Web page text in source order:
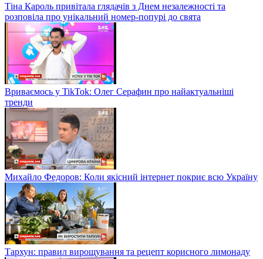
Тіна Кароль привітала глядачів з Днем незалежності та
розповіла про унікальний номер-попурі до свята
Вриваємось у TikTok: Олег Серафин про найактуальніші
тренди
Михайло Федоров: Коли якісний інтернет покриє всю Україну
Тархун: правил вирощування та рецепт корисного лимонаду